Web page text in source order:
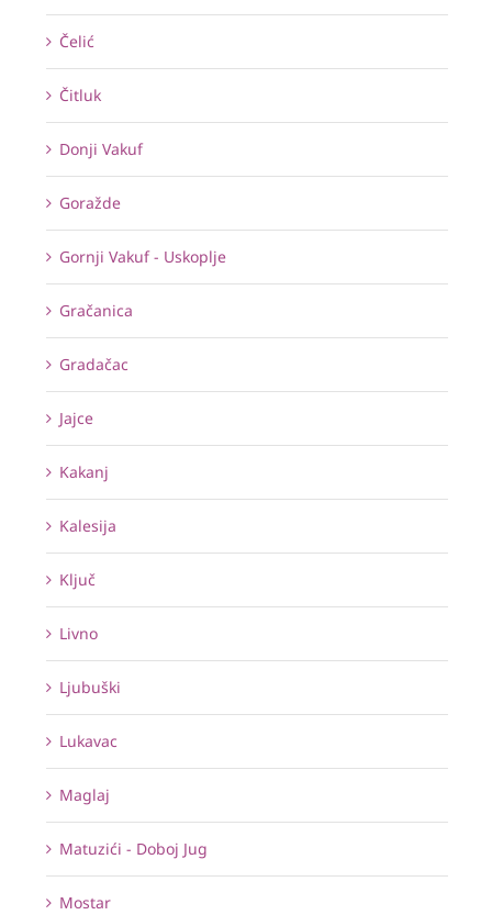
Čelić
Čitluk
Donji Vakuf
Goražde
Gornji Vakuf - Uskoplje
Gračanica
Gradačac
Jajce
Kakanj
Kalesija
Ključ
Livno
Ljubuški
Lukavac
Maglaj
Matuzići - Doboj Jug
Mostar